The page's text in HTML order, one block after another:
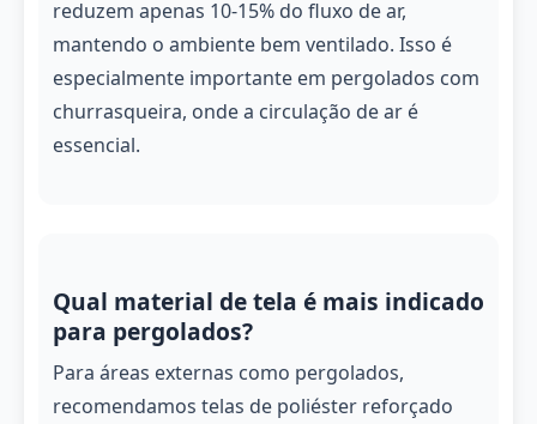
reduzem apenas 10-15% do fluxo de ar,
mantendo o ambiente bem ventilado. Isso é
especialmente importante em pergolados com
churrasqueira, onde a circulação de ar é
essencial.
Qual material de tela é mais indicado
para pergolados?
Para áreas externas como pergolados,
recomendamos telas de poliéster reforçado